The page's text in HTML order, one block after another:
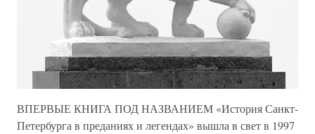
ВПЕРВЫЕ КНИГА ПОД НАЗВАНИЕМ «История Санкт-
Петербурга в преданиях и легендах» вышла в свет в 1997